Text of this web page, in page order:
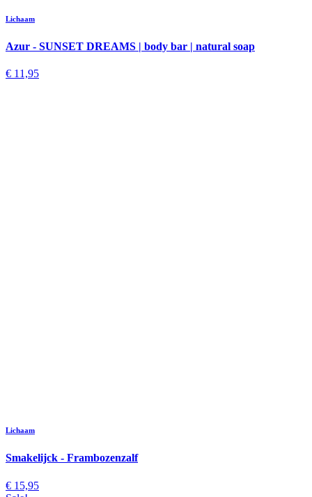
Lichaam
Azur - SUNSET DREAMS | body bar | natural soap
€ 11,95
Lichaam
Smakelijck - Frambozenzalf
€ 15,95